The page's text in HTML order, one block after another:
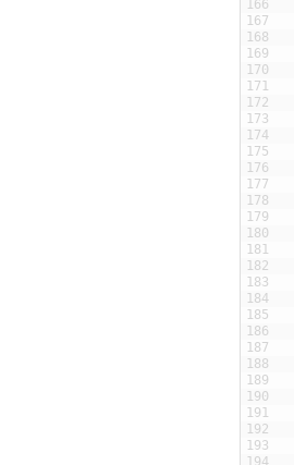
166
167
168
169
170
171
172
173
174
175
176
177
178
179
180
181
182
183
184
185
186
187
188
189
190
191
192
193